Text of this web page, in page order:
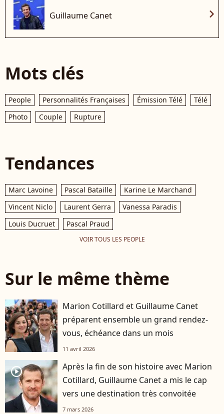
Guillaume Canet chevron_right
Mots clés
People Personnalités Françaises Émission Télé
Télé
Photo
Couple Rupture
Tendances
Marc Lavoine Pascal Bataille
Karine Le Marchand
Vincent Niclo
Laurent Gerra
Vanessa Paradis
Louis Ducruet
Pascal Praud
VOIR TOUS LES PEOPLE
Sur le même thème
Marion Cotillard et Guillaume Canet
préparent ensemble un grand rendez-
vous, échéance dans un mois
11 avril 2026
player2
Après la fin de son histoire avec Marion
Cotillard, Guillaume Canet a mis le cap
vers une destination très convoitée
7 mars 2026